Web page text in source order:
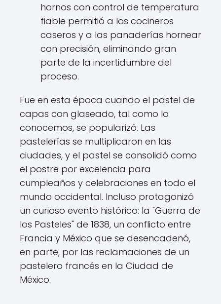
hornos con control de temperatura
fiable permitió a los cocineros
caseros y a las panaderías hornear
con precisión, eliminando gran
parte de la incertidumbre del
proceso.
Fue en esta época cuando el pastel de
capas con glaseado, tal como lo
conocemos, se popularizó. Las
pastelerías se multiplicaron en las
ciudades, y el pastel se consolidó como
el postre por excelencia para
cumpleaños y celebraciones en todo el
mundo occidental. Incluso protagonizó
un curioso evento histórico: la "Guerra de
los Pasteles" de 1838, un conflicto entre
Francia y México que se desencadenó,
en parte, por las reclamaciones de un
pastelero francés en la Ciudad de
México.